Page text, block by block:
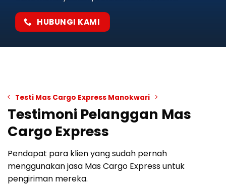
HUBUNGI KAMI
Testi Mas Cargo Express Manokwari
Testimoni Pelanggan Mas
Cargo Express
Pendapat para klien yang sudah pernah
menggunakan jasa Mas Cargo Express untuk
pengiriman mereka.